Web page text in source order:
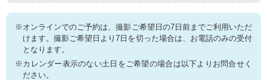
※オンラインでのご予約は、撮影ご希望日の7日前までご利用いただ
けます。撮影ご希望日より7日を切った場合は、お電話のみの受付
となります。
※カレンダー表示のない土日をご希望の場合は以下よりお問合せく
ださい。